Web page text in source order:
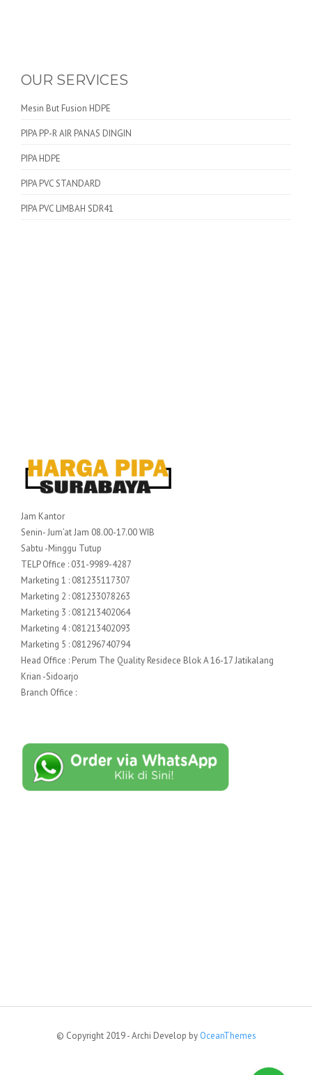
OUR SERVICES
Mesin But Fusion HDPE
PIPA PP-R AIR PANAS DINGIN
PIPA HDPE
PIPA PVC STANDARD
PIPA PVC LIMBAH SDR41
Jam Kantor
Senin- Jum’at Jam 08.00-17.00 WIB
Sabtu -Minggu Tutup
TELP Office : 031-9989-4287
Marketing 1 : 081235117307
Marketing 2 : 081233078263
Marketing 3 : 081213402064
Marketing 4 : 081213402093
Marketing 5 : 081296740794
Head Office : Perum The Quality Residece Blok A 16-17 Jatikalang
Krian -Sidoarjo
Branch Office :
© Copyright 2019 - Archi Develop by OceanThemes